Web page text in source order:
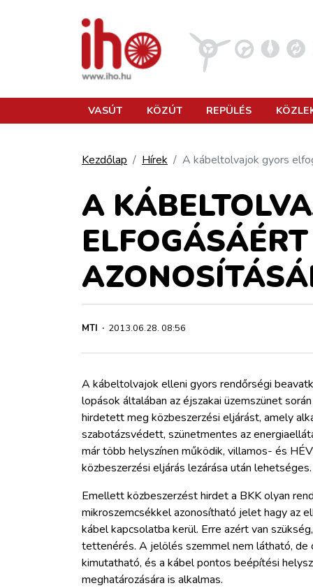
KÖZLEKEDÉSFEJLESZTÉS
ELLÁTÁSI LÁNC
HAJÓZÁS
ARCHÍVUM
BELÉPÉS
REGISZTRÁCIÓ
VASÚT KÖZÚT REPÜLÉS
Kezdőlap Hírek A kábeltolvajok gyors
A
MTI · 2013.06.28. 08:56
A kábeltolvajok elleni gyors rendőrségi
lopások általában az éjszakai üzemszünet
hirdetett meg közbeszerzési eljárást, amely
szabotázsvédett, szünetmentes az
már több helyszínen működik, villamos- és
közbeszerzési eljárás lezárása után lehetséges.
Emellett közbeszerzést hirdet a BKK olyan
mikroszemcsékkel azonosítható jelet hagy az
kábel kapcsolatba kerül. Erre azért van
tettenérés. A jelölés szemmel nem látható,
kimutatható, és a kábel pontos beépítési
meghatározására is alkalmas.